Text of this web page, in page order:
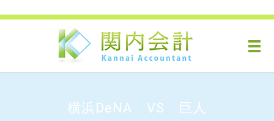
メ
横浜DeNA VS 巨人